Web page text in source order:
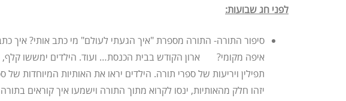
לפני חג שבועות:
סיפור התורה- התורה מספרת "איך הגעתי לעולם" מי כתב אותי? איך
איפה מקומי? ארון הקודש בבית הכנסת… ועוד. הילדים ימששו קלף,
תפילין ויריעות של ספרי תורה. הילדים יראו את האותיות המיוחדות של
יזהו חלק מהאותיות, ינסו לקרוא מתוך התורה וישמעו איך קוראים